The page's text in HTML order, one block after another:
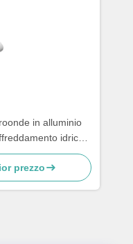
in alluminio
idrico
prezzo